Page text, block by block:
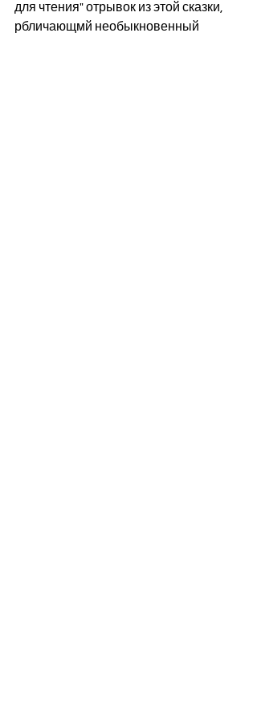
для чтения" отрывок из этой сказки,
рбличающмй необыкновенный